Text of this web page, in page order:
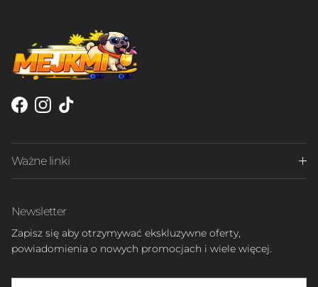
Facebook
Instagram
TikTok
Ważne linki
Newsletter
Zapisz się aby otrzymywać ekskluzywne oferty,
powiadomienia o nowych promocjach i wiele więcej.